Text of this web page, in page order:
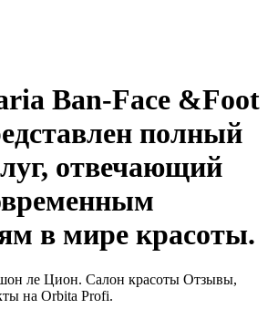
Ban-Face &Foot
полный
отвечающий
в мире красоты.
ле Цион. Салон красоты Отзывы,
на Orbita Profi.